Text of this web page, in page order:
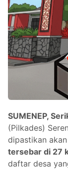
SUMENEP,
(Pilkades)
dipastikan
tersebar di 27
daftar desa